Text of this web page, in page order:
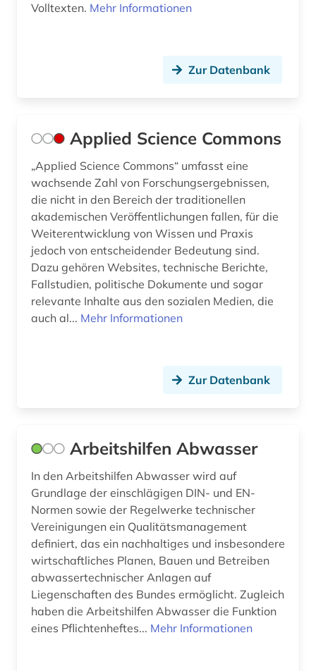
futtermittel (1)
garn (1)
gartenbau (1)
gefahrenkenngröße (1)
gefahrgut (3)
gefahrgutbeförderungsrecht (3)
gefahrstoff (6)
genetik (1)
genetische ressourcen (1)
gentechnologie (1)
geochemie (1)
geodynamik (1)
geodäsie (1)
geographie (2)
Volltexten. Mehr Informationen
Zur Datenbank
Applied Science Commons
„Applied Science Commons“ umfasst eine
wachsende Zahl von Forschungsergebnissen,
die nicht in den Bereich der traditionellen
akademischen Veröffentlichungen fallen, für die
Weiterentwicklung von Wissen und Praxis
jedoch von entscheidender Bedeutung sind.
Dazu gehören Websites, technische Berichte,
Fallstudien, politische Dokumente und sogar
relevante Inhalte aus den sozialen Medien, die
auch al... Mehr Informationen
Zur Datenbank
Arbeitshilfen Abwasser
In den Arbeitshilfen Abwasser wird auf
Grundlage der einschlägigen DIN- und EN-
Normen sowie der Regelwerke technischer
Vereinigungen ein Qualitätsmanagement
definiert, das ein nachhaltiges und insbesondere
wirtschaftliches Planen, Bauen und Betreiben
abwassertechnischer Anlagen auf
Liegenschaften des Bundes ermöglicht. Zugleich
haben die Arbeitshilfen Abwasser die Funktion
eines Pflichtenheftes... Mehr Informationen